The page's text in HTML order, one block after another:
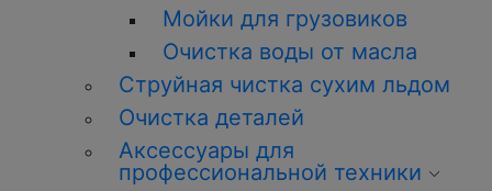
Мойки для грузовиков
Очистка воды от масла
Струйная чистка сухим льдом
Очистка деталей
Аксессуары для
профессиональной техники